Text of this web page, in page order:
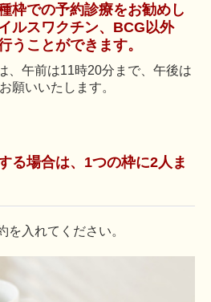
枠での予約診療をお勧めし
ルスワクチン、BCG以外
うことができます。
、午前は11時20分まで、午後は
願いいたします。
る場合は、1つの枠に2人ま
を入れてください。